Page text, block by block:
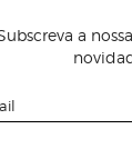
a